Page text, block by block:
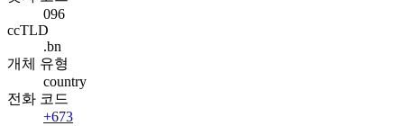
096
ccTLD
.bn
개체 유형
country
전화 코드
+673